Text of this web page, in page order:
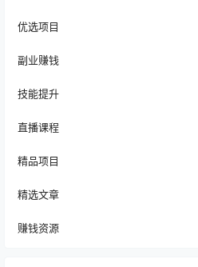
优选项目
副业赚钱
技能提升
直播课程
精品项目
精选文章
赚钱资源